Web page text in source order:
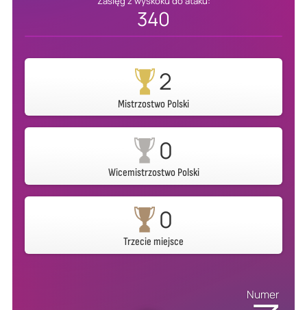
340
2
Mistrzostwo Polski
0
Wicemistrzostwo Polski
0
Trzecie miejsce
Numer